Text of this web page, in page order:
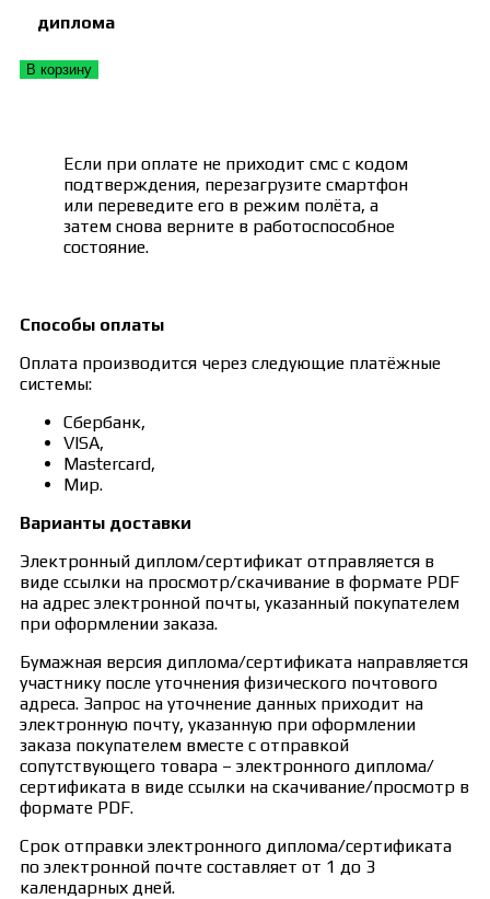
диплома
В корзину
Если при оплате не приходит смс с кодом
подтверждения, перезагрузите смартфон
или переведите его в режим полёта, а
затем снова верните в работоспособное
состояние.
Способы оплаты
Оплата производится через следующие платёжные
системы:
Сбербанк,
VISA,
Mastercard,
Мир.
Варианты доставки
Электронный диплом/сертификат отправляется в
виде ссылки на просмотр/скачивание в формате PDF
на адрес электронной почты, указанный покупателем
при оформлении заказа.
Бумажная версия диплома/сертификата направляется
участнику после уточнения физического почтового
адреса. Запрос на уточнение данных приходит на
электронную почту, указанную при оформлении
заказа покупателем вместе с отправкой
сопутствующего товара – электронного диплома/
сертификата в виде ссылки на скачивание/просмотр в
формате PDF.
Срок отправки электронного диплома/сертификата
по электронной почте составляет от 1 до 3
календарных дней.